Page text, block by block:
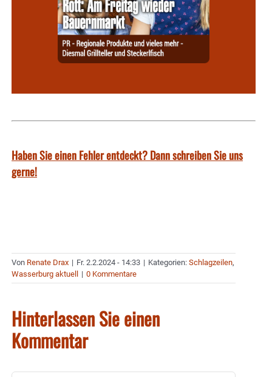
Haben Sie einen Fehler entdeckt? Dann schreiben Sie uns
gerne!
Von Renate Drax | Fr. 2.2.2024 - 14:33 | Kategorien: Schlagzeilen,
Wasserburg aktuell
| 0 Kommentare
Hinterlassen Sie einen
Kommentar